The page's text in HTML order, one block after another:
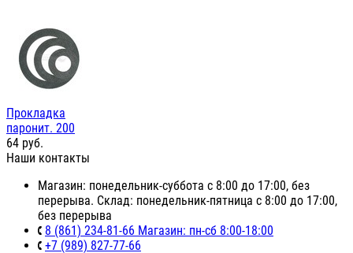
Прокладка
паронит. 200
64 руб.
Наши контакты
Магазин: понедельник-суббота с 8:00 до 17:00, без
перерыва. Склад: понедельник-пятница с 8:00 до 17:00,
без перерыва
8 (861) 234-81-66 Магазин: пн-сб 8:00-18:00
+7 (989) 827-77-66